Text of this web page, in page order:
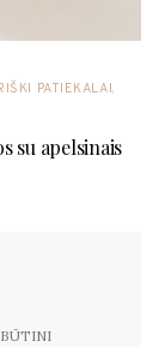
PATIEKALAI
su apelsinais
BŪTINI